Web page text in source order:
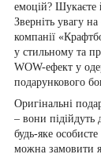
емоцій? Шукаєте
Зверніть увагу
компанії
у стильному та
WOW-ефект у
подарункового
Оригінальні
– вони підійдуть
будь-яке
можна замовити